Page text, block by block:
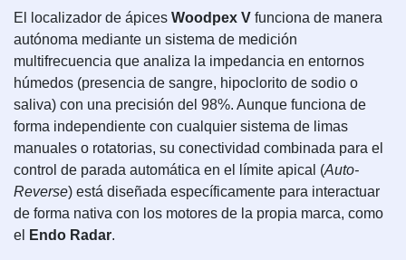
El localizador de ápices Woodpex V funciona de manera
autónoma mediante un sistema de medición
multifrecuencia que analiza la impedancia en entornos
húmedos (presencia de sangre, hipoclorito de sodio o
saliva) con una precisión del 98%. Aunque funciona de
forma independiente con cualquier sistema de limas
manuales o rotatorias, su conectividad combinada para el
control de parada automática en el límite apical (Auto-
Reverse) está diseñada específicamente para interactuar
de forma nativa con los motores de la propia marca, como
el
Endo Radar.